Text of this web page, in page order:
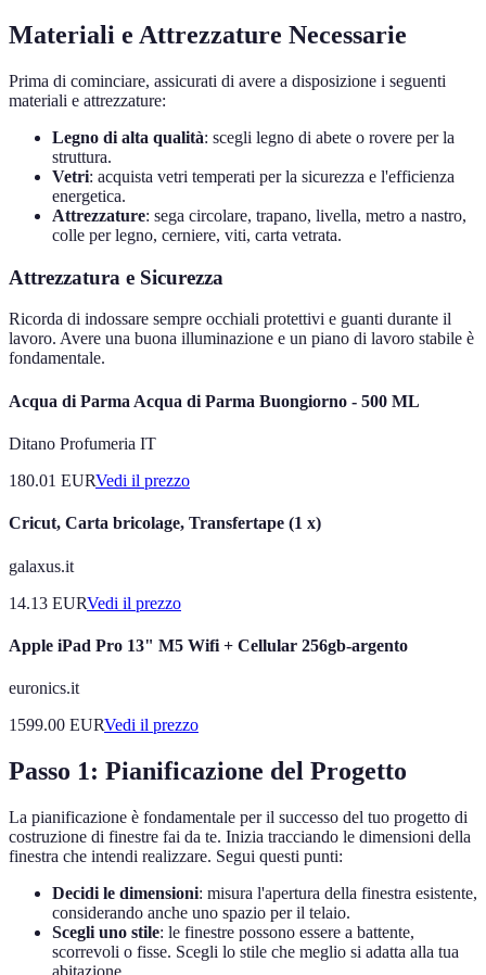
Materiali e Attrezzature Necessarie
Prima di cominciare, assicurati di avere a disposizione i seguenti
materiali e attrezzature:
Legno di alta qualità: scegli legno di abete o rovere per la
struttura.
Vetri: acquista vetri temperati per la sicurezza e l'efficienza
energetica.
Attrezzature: sega circolare, trapano, livella, metro a nastro,
colle per legno, cerniere, viti, carta vetrata.
Attrezzatura e Sicurezza
Ricorda di indossare sempre occhiali protettivi e guanti durante il
lavoro. Avere una buona illuminazione e un piano di lavoro stabile è
fondamentale.
Acqua di Parma Acqua di Parma Buongiorno - 500 ML
Ditano Profumeria IT
180.01 EURVedi il prezzo
Cricut, Carta bricolage, Transfertape (1 x)
galaxus.it
14.13 EURVedi il prezzo
Apple iPad Pro 13" M5 Wifi + Cellular 256gb-argento
euronics.it
1599.00 EURVedi il prezzo
Passo 1: Pianificazione del Progetto
La pianificazione è fondamentale per il successo del tuo progetto di
costruzione di finestre fai da te. Inizia tracciando le dimensioni della
finestra che intendi realizzare. Segui questi punti:
Decidi le dimensioni: misura l'apertura della finestra esistente,
considerando anche uno spazio per il telaio.
Scegli uno stile: le finestre possono essere a battente,
scorrevoli o fisse. Scegli lo stile che meglio si adatta alla tua
abitazione.